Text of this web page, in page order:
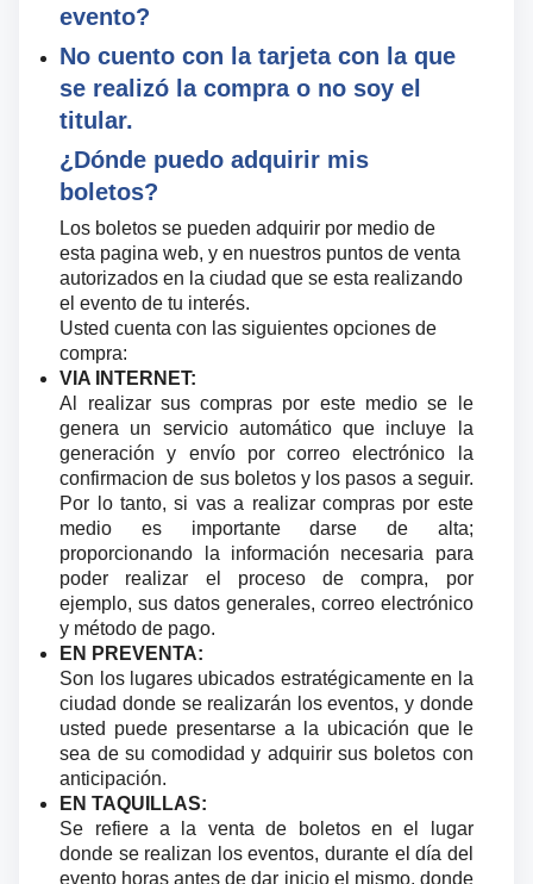
evento?
No cuento con la tarjeta con la que
se realizó la compra o no soy el
titular.
¿Dónde puedo adquirir mis
boletos?
Los boletos se pueden adquirir por medio de
esta pagina web, y en nuestros puntos de venta
autorizados en la ciudad que se esta realizando
el evento de tu interés.
Usted cuenta con las siguientes opciones de
compra:
VIA INTERNET:
Al realizar sus compras por este medio se le
genera un servicio automático que incluye la
generación y envío por correo electrónico la
confirmacion de sus boletos y los pasos a seguir.
Por lo tanto, si vas a realizar compras por este
medio es importante darse de alta;
proporcionando la información necesaria para
poder realizar el proceso de compra, por
ejemplo, sus datos generales, correo electrónico
y método de pago.
EN PREVENTA:
Son los lugares ubicados estratégicamente en la
ciudad donde se realizarán los eventos, y donde
usted puede presentarse a la ubicación que le
sea de su comodidad y adquirir sus boletos con
anticipación.
EN TAQUILLAS:
Se refiere a la venta de boletos en el lugar
donde se realizan los eventos, durante el día del
evento horas antes de dar inicio el mismo, donde